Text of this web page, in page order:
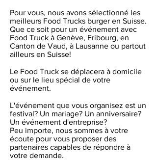
Pour vous, nous avons sélectionné les
meilleurs Food Trucks burger en Suisse.
Que ce soit pour un événement avec
Food Truck à Genève, Fribourg, en
Canton de Vaud, à Lausanne ou partout
ailleurs en Suisse!
Le Food Truck se déplacera à domicile
ou sur le lieu spécial de votre
événement.
L'événement que vous organisez est un
festival? Un mariage? Un anniversaire?
Un événement d'entreprise?
Peu importe, nous sommes à votre
écoute pour vous proposer des
partenaires capables de répondre à
votre demande.